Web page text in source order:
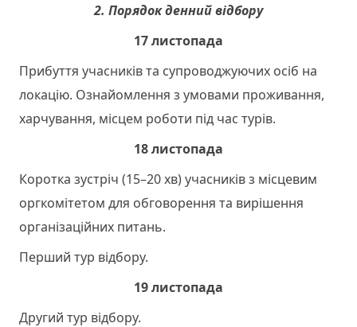
2. Порядок денний відбору
17 листопада
Прибуття учасників та супроводжуючих осіб на
локацію. Ознайомлення з умовами проживання,
харчування, місцем роботи під час турів.
18 листопада
Коротка зустріч (15–20 хв) учасників з місцевим
оргкомітетом для обговорення та вирішення
організаційних питань.
Перший тур відбору.
19 листопада
Другий тур відбору.